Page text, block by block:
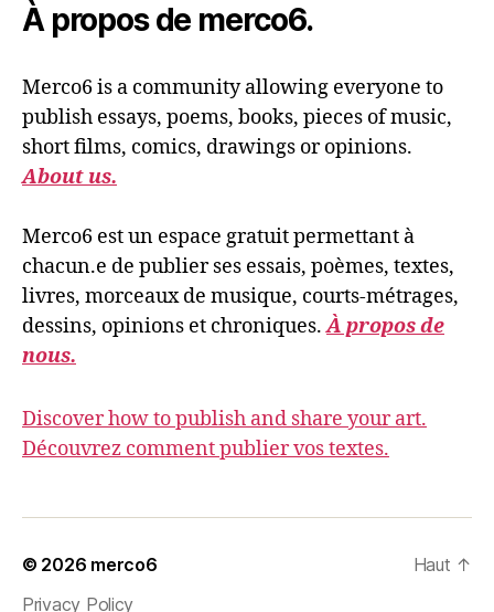
À propos de merco6.
Merco6 is a community allowing everyone to
publish essays, poems, books, pieces of music,
short films, comics, drawings or opinions.
About us.
Merco6 est un espace gratuit permettant à
chacun.e de publier ses essais, poèmes, textes,
livres, morceaux de musique, courts-métrages,
dessins, opinions et chroniques.À propos de
nous.
Discover how to publish and share your art.
Découvrez comment publier vos textes.
© 2026 merco6
Privacy Policy
Haut ↑